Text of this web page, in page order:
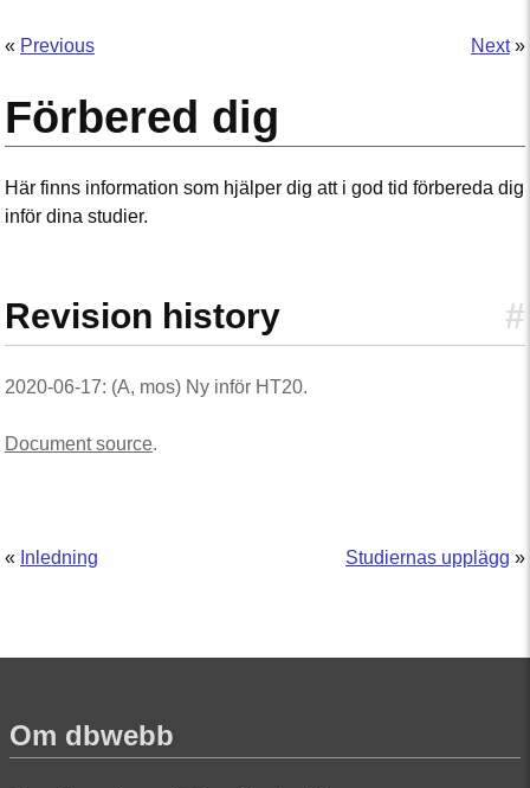
Next»
« Previous
Förbered dig
Här finns information som hjälper dig att i god tid förbereda dig
inför dina studier.
#
Revision history
2020-06-17: (A, mos) Ny inför HT20.
Document source.
Studiernas upplägg »
« Inledning
Om dbwebb